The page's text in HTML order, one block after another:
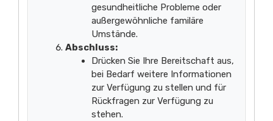
gesundheitliche Probleme oder
außergewöhnliche familäre
Umstände.
Abschluss:
Drücken Sie Ihre Bereitschaft aus,
bei Bedarf weitere Informationen
zur Verfügung zu stellen und für
Rückfragen zur Verfügung zu
stehen.